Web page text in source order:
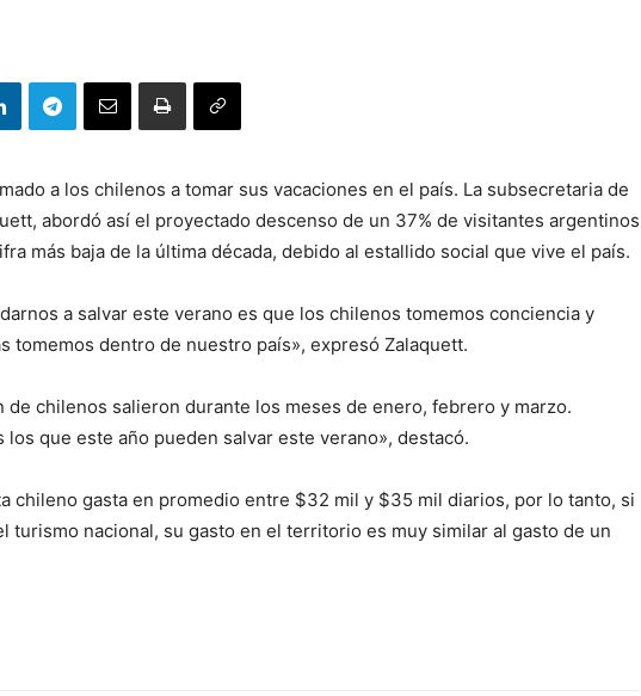
a los chilenos a tomar sus vacaciones en el país. La subsecretaria de
abordó así el proyectado descenso de un 37% de visitantes argentinos
más baja de la última década, debido al estallido social que vive el país.
a salvar este verano es que los chilenos tomemos conciencia y
tomemos dentro de nuestro país», expresó Zalaquett.
de chilenos salieron durante los meses de enero, febrero y marzo.
los que este año pueden salvar este verano», destacó.
chileno gasta en promedio entre $32 mil y $35 mil diarios, por lo tanto, si
turismo nacional, su gasto en el territorio es muy similar al gasto de un